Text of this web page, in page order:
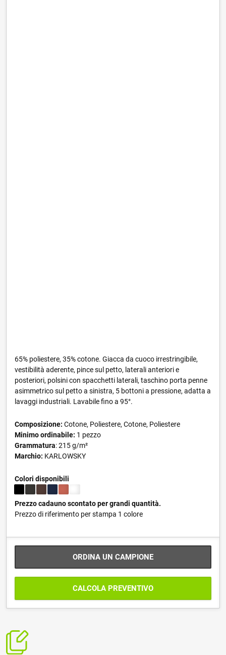
65% poliestere, 35% cotone. Giacca da cuoco irrestringibile,
vestibilità aderente, pince sul petto, laterali anteriori e
posteriori, polsini con spacchetti laterali, taschino porta penne
asimmetrico sul petto a sinistra, 5 bottoni a pressione, adatta a
lavaggi industriali. Lavabile fino a 95°.
Composizione: Cotone, Poliestere, Cotone, Poliestere
Minimo ordinabile: 1 pezzo
Grammatura: 215 g/m²
Marchio: KARLOWSKY
Colori disponibili
Prezzo cadauno scontato per grandi quantità.
Prezzo di riferimento per stampa 1 colore
ORDINA UN CAMPIONE
CALCOLA PREVENTIVO